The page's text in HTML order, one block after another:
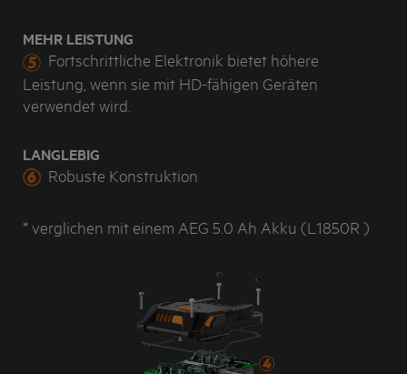
MEHR LEISTUNG
Fortschrittliche Elektronik bietet höhere
Leistung, wenn sie mit HD-fähigen Geräten
verwendet wird.
LANGLEBIG
Robuste Konstruktion
* verglichen mit einem AEG 5.0 Ah Akku (L1850R )